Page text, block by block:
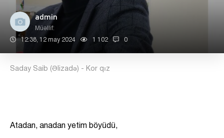
admin
Müəllif:
12:38, 12 may 2024 1 102 0
Saday Saib (Əlizadə) - Kor qız
Atadan, anadan yetim böyüdü,